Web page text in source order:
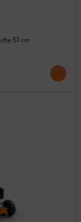
51 cm